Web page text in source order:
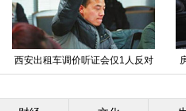
西安出租车调价听证会仅1人反对